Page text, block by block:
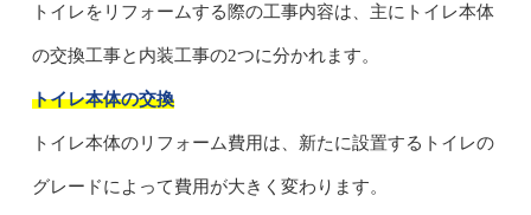
トイレをリフォームする際の工事内容は、主にトイレ本体
の交換工事と内装工事の2つに分かれます。
トイレ本体の交換
トイレ本体のリフォーム費用は、新たに設置するトイレの
グレードによって費用が大きく変わります。